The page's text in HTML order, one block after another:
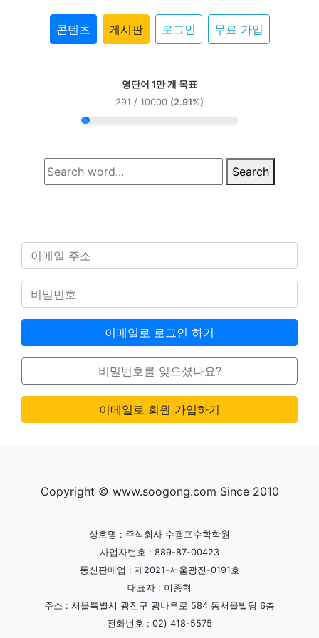
콘텐츠 게시판 로그인 무료 가입
영단어 1만 개 목표
291 / 10000 (2.91%)
Search
이메일로 로그인 하기
비밀번호를 잊으셨나요?
이메일로 회원 가입하기
Copyright © www.soogong.com Since 2010
상호명 : 주식회사 수캠프수학학원
사업자번호 : 889-87-00423
통신판매업 : 제2021-서울광진-0191호
대표자 : 이종혁
주소 : 서울특별시 광진구 광나루로 584 동서울빌딩 6층
전화번호 : 02) 418-5575